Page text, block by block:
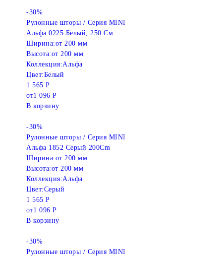
-30%
Рулонные шторы / Серия MINI
Альфа 0225 Белый, 250 См
Ширина:от 200 мм
Высота:от 200 мм
Коллекция:Альфа
Цвет:Белый
1 565 Р
от1 096 Р
В корзину
-30%
Рулонные шторы / Серия MINI
Альфа 1852 Серый 200Cm
Ширина:от 200 мм
Высота:от 200 мм
Коллекция:Альфа
Цвет:Серый
1 565 Р
от1 096 Р
В корзину
-30%
Рулонные шторы / Серия MINI